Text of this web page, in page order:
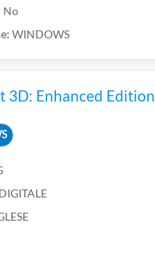
No
WINDOWS
3D: Enhanced Edition
DIGITALE